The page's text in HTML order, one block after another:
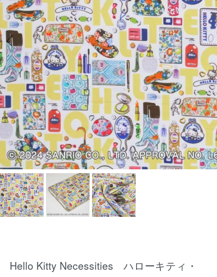
Hello Kitty Necessities ハローキティ・